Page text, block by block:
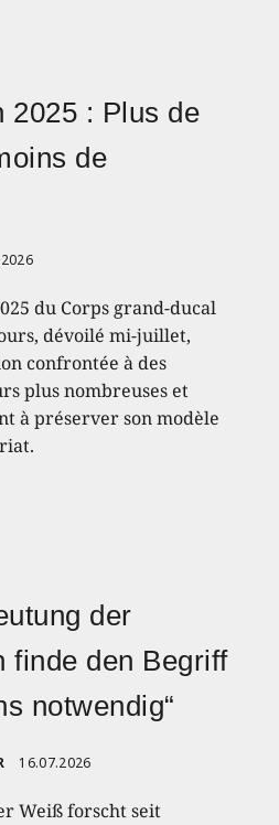
2025 : Plus de
de
du Corps grand-ducal
dévoilé mi-juillet,
confrontée à des
plus nombreuses et
à préserver son modèle
der
finde den Begriff
notwendig“
16.07.2026
Weiß forscht seit